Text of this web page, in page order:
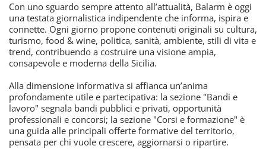
Con uno sguardo sempre attento all’attualità, Balarm è oggi
una testata giornalistica indipendente che informa, ispira e
connette. Ogni giorno propone contenuti originali su cultura,
turismo, food & wine, politica, sanità, ambiente, stili di vita e
trend, contribuendo a costruire una visione ampia,
consapevole e moderna della Sicilia.
Alla dimensione informativa si affianca un’anima
profondamente utile e partecipativa: la sezione "Bandi e
lavoro" segnala bandi pubblici e privati, opportunità
professionali e concorsi; la sezione "Corsi e formazione" è
una guida alle principali offerte formative del territorio,
pensata per chi vuole crescere, aggiornarsi o ripartire.